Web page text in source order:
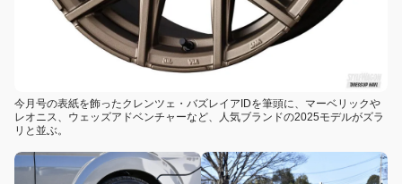
今月号の表紙を飾ったクレンツェ・バズレイアIDを筆頭に、マーベリックや
レオニス、ウェッズアドベンチャーなど、人気ブランドの2025モデルがズラ
リと並ぶ。